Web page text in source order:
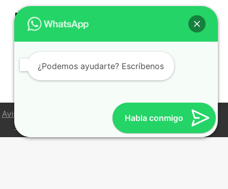
2.389,00
Aviso Legal Política de Privacidad
Política de Cookies
Configuración de Cookies
Condiciones de venta
¿Podemos ayudarte? Escríbenos
Habla conmigo